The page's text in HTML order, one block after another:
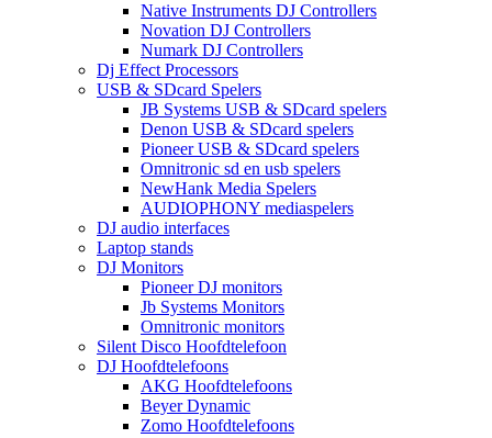
Native Instruments DJ Controllers
Novation DJ Controllers
Numark DJ Controllers
Dj Effect Processors
USB & SDcard Spelers
JB Systems USB & SDcard spelers
Denon USB & SDcard spelers
Pioneer USB & SDcard spelers
Omnitronic sd en usb spelers
NewHank Media Spelers
AUDIOPHONY mediaspelers
DJ audio interfaces
Laptop stands
DJ Monitors
Pioneer DJ monitors
Jb Systems Monitors
Omnitronic monitors
Silent Disco Hoofdtelefoon
DJ Hoofdtelefoons
AKG Hoofdtelefoons
Beyer Dynamic
Zomo Hoofdtelefoons